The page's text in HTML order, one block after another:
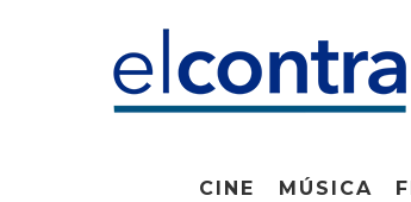
CINE MÚSICA